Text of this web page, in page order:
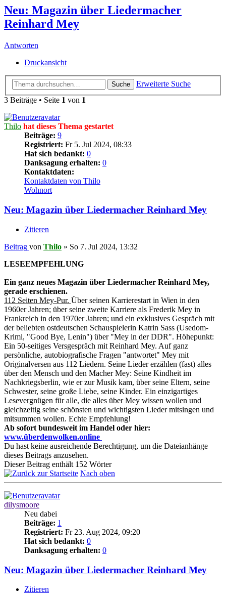
Neu: Magazin über Liedermacher
Reinhard Mey
Antworten
Druckansicht
Suche
Erweiterte Suche
3 Beiträge • Seite 1 von 1
Thilo hat dieses Thema gestartet
Beiträge: 9
Registriert: Fr 5. Jul 2024, 08:33
Hat sich bedankt: 0
Danksagung erhalten: 0
Kontaktdaten:
Kontaktdaten von Thilo
Wohnort
Neu: Magazin über Liedermacher Reinhard Mey
Zitieren
Beitrag von Thilo » So 7. Jul 2024, 13:32
LESEEMPFEHLUNG
Ein ganz neues Magazin über Liedermacher Reinhard Mey,
gerade erschienen.
112 Seiten Mey-Pur. Über seinen Karrierestart in Wien in den
1960er Jahren; über seine zweite Karriere als Frederik Mey in
Frankreich in den 1970er Jahren; und ein exklusives Gespräch mit
der beliebten ostdeutschen Schauspielerin Katrin Sass (Usedom-
Krimi, "Good Bye, Lenin") über "Mey in der DDR". Höhepunkt:
Ein 50-seitiges Versgespräch mit Reinhard Mey. Auf ganz
persönliche, autobiografische Fragen "antwortet" Mey mit
Originalversen aus 112 Liedern. Seine Lieder erzählen (fast) alles
über den Mensch und den Macher Mey: Seine Kindheit im
Nachkriegsberlin, wie er zur Musik kam, über seine Eltern, seine
Schwester, seine große Liebe, seine Kinder. Ein einzigartiges
Lesevergnügen für alle, die alles über Mey wissen wollen und
gleichzeitig seine schönsten und wichtigsten Lieder mitsingen und
mitsummen wollen. Echte Empfehlung!
Ab sofort bundesweit im Handel oder hier:
www.überdenwolken.online
Du hast keine ausreichende Berechtigung, um die Dateianhänge
dieses Beitrags anzusehen.
Dieser Beitrag enthält 152 Wörter
Nach oben
dilysmoore
Neu dabei
Beiträge: 1
Registriert: Fr 23. Aug 2024, 09:20
Hat sich bedankt: 0
Danksagung erhalten: 0
Neu: Magazin über Liedermacher Reinhard Mey
Zitieren